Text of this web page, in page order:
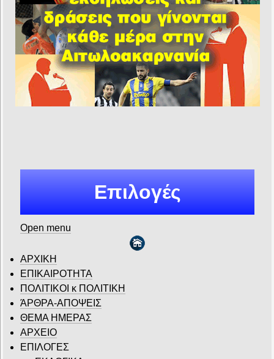
Επιλογές
Open menu
ΑΡΧΙΚΗ
ΕΠΙΚΑΙΡΟΤΗΤΑ
ΠΟΛΙΤΙΚΟΙ κ ΠΟΛΙΤΙΚΗ
ΆΡΘΡΑ-ΑΠΟΨΕΙΣ
ΘΕΜΑ ΗΜΕΡΑΣ
ΑΡΧΕΙΟ
ΕΠΙΛΟΓΕΣ